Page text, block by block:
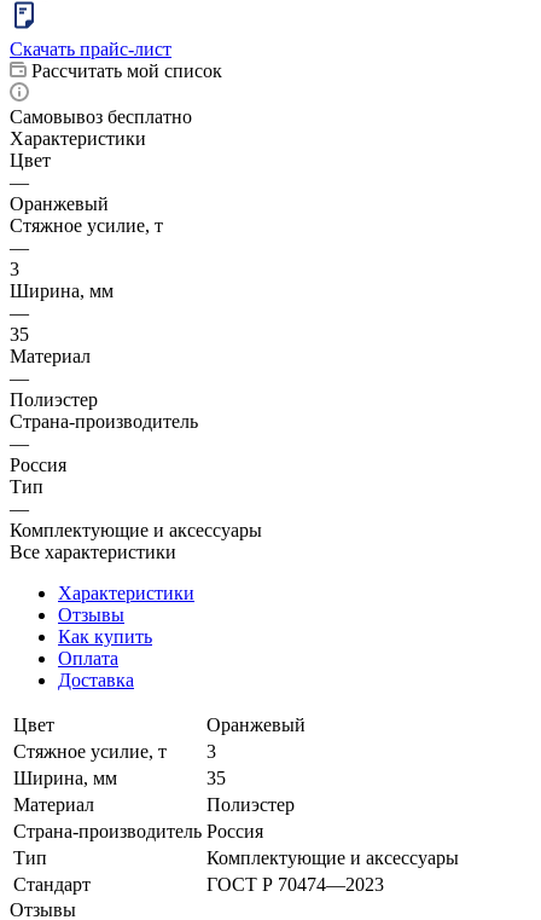
Скачать прайс-лист
Рассчитать мой список
Самовывоз бесплатно
Характеристики
Цвет
—
Оранжевый
Стяжное усилие, т
—
3
Ширина, мм
—
35
Материал
—
Полиэстер
Страна-производитель
—
Россия
Тип
—
Комплектующие и аксессуары
Все характеристики
Характеристики
Отзывы
Как купить
Оплата
Доставка
Цвет
Оранжевый
Стяжное усилие, т
3
Ширина, мм
35
Материал
Полиэстер
Страна-производитель Россия
Тип
Комплектующие и аксессуары
Стандарт
ГОСТ Р 70474—2023
Отзывы